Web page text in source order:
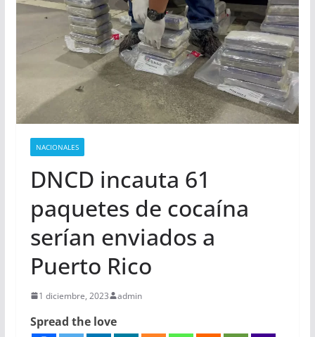
NACIONALES
DNCD incauta 61
paquetes de cocaína
serían enviados a
Puerto Rico
1 diciembre, 2023 admin
Spread the love